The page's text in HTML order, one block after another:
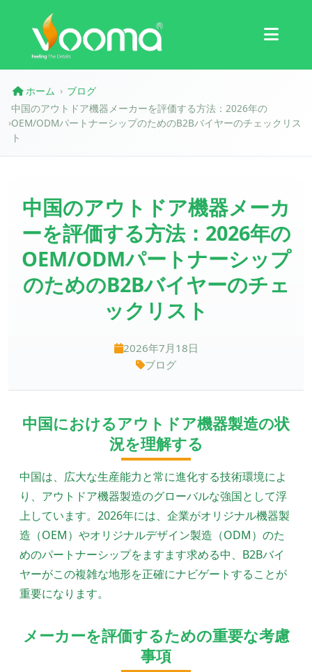
認証
ケーススタディ
ホーム › ブログ
›
中国のアウトドア機器メーカーを評価する方法：2026年の
OEM/ODMパートナーシップのためのB2Bバイヤーのチェックリス
ト
中国のアウトドア機器メーカ
ーを評価する方法：2026年の
OEM/ODMパートナーシップ
のためのB2Bバイヤーのチェ
ックリスト
2026年7月18日
ブログ
中国におけるアウトドア機器製造の状
況を理解する
中国は、広大な生産能力と常に進化する技術環境によ
り、アウトドア機器製造のグローバルな強国として浮
上しています。2026年には、企業がオリジナル機器製
造（OEM）やオリジナルデザイン製造（ODM）のた
めのパートナーシップをますます求める中、B2Bバイ
ヤーがこの複雑な地形を正確にナビゲートすることが
重要になります。
メーカーを評価するための重要な考慮
事項